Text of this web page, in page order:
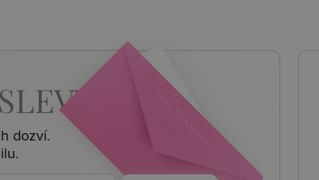
SLEVY, AKCE
dozví.